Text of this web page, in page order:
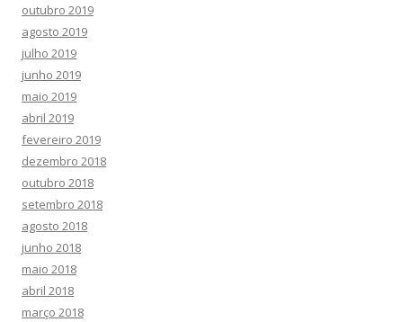
outubro 2019
agosto 2019
julho 2019
junho 2019
maio 2019
abril 2019
fevereiro 2019
dezembro 2018
outubro 2018
setembro 2018
agosto 2018
junho 2018
maio 2018
abril 2018
março 2018